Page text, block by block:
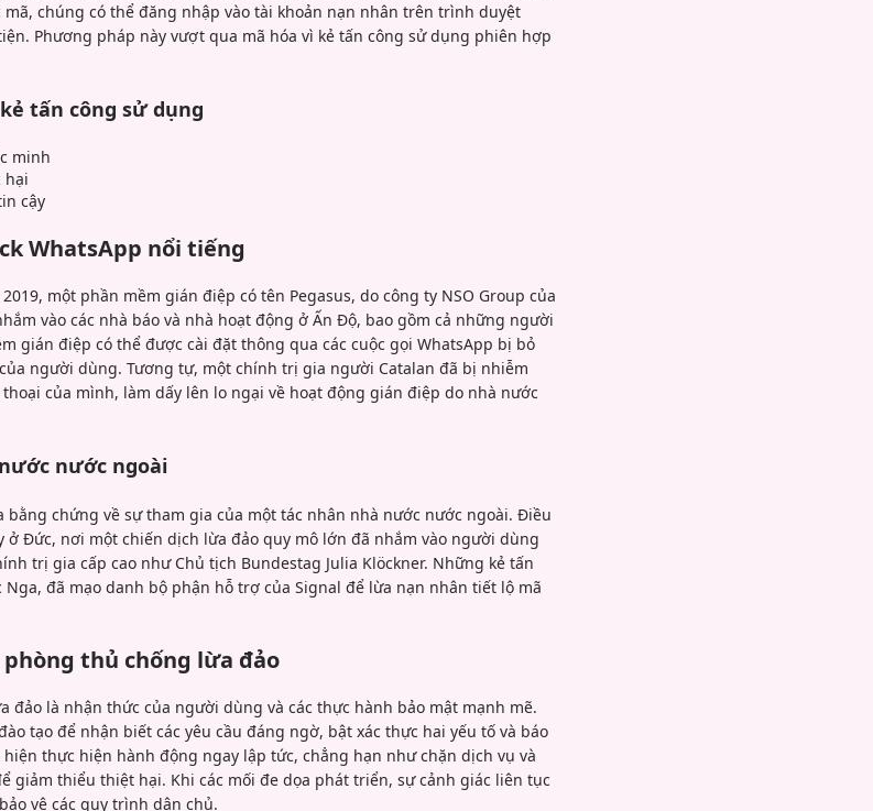
chúng có thể đăng nhập vào tài khoản nạn nhân trên trình duyệt
Phương pháp này vượt qua mã hóa vì kẻ tấn công sử dụng phiên hợp
tấn công sử dụng
minh
hại
cậy
WhatsApp nổi tiếng
một phần mềm gián điệp có tên Pegasus, do công ty NSO Group của
vào các nhà báo và nhà hoạt động ở Ấn Độ, bao gồm cả những người
gián điệp có thể được cài đặt thông qua các cuộc gọi WhatsApp bị bỏ
người dùng. Tương tự, một chính trị gia người Catalan đã bị nhiễm
của mình, làm dấy lên lo ngại về hoạt động gián điệp do nhà nước
nước ngoài
bằng chứng về sự tham gia của một tác nhân nhà nước nước ngoài. Điều
ở Đức, nơi một chiến dịch lừa đảo quy mô lớn đã nhắm vào người dùng
trị gia cấp cao như Chủ tịch Bundestag Julia Klöckner. Những kẻ tấn
đã mạo danh bộ phận hỗ trợ của Signal để lừa nạn nhân tiết lộ mã
thủ chống lừa đảo
đảo là nhận thức của người dùng và các thực hành bảo mật mạnh mẽ.
tạo để nhận biết các yêu cầu đáng ngờ, bật xác thực hai yếu tố và báo
hiện thực hiện hành động ngay lập tức, chẳng hạn như chặn dịch vụ và
giảm thiểu thiệt hại. Khi các mối đe dọa phát triển, sự cảnh giác liên tục
vệ các quy trình dân chủ.